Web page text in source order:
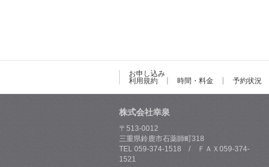
お申し込み
利用規約
時間・料金 予約状況
株式会社幸泉
〒513-0012
三重県鈴鹿市石薬師町318
TEL 059-374-1518 / ＦＡＸ059-374-
1521